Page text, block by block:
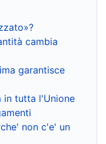
cambia
garantisce
in tutta l'Unione
non c'e' un